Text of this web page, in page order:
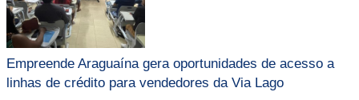
Empreende Araguaína gera oportunidades de acesso a
linhas de crédito para vendedores da Via Lago